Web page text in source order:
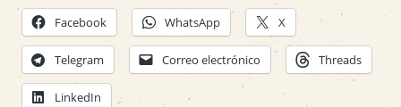
Facebook WhatsApp X
Telegram Correo electrónico Threads
LinkedIn